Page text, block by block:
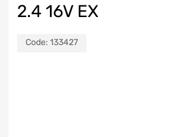
2.4 16V EX
Code: 133427